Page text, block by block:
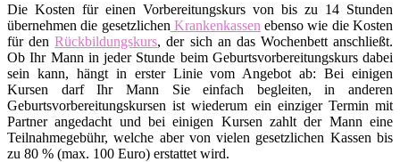
Die Kosten für einen Vorbereitungskurs von bis zu 14 Stunden
übernehmen die gesetzlichen Krankenkassen ebenso wie die Kosten
für denRückbildungskurs, der sich an das Wochenbett anschließt.
Ob Ihr Mann in jeder Stunde beim Geburtsvorbereitungskurs dabei
sein kann, hängt in erster Linie vom Angebot ab: Bei einigen
Kursen darf Ihr Mann Sie einfach begleiten, in anderen
Geburtsvorbereitungskursen ist wiederum ein einziger Termin mit
Partner angedacht und bei einigen Kursen zahlt der Mann eine
Teilnahmegebühr, welche aber von vielen gesetzlichen Kassen bis
zu 80 % (max. 100 Euro) erstattet wird.